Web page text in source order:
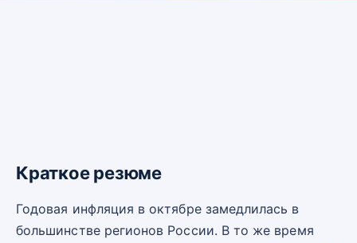
Краткое резюме
Годовая инфляция в октябре замедлилась в
большинстве регионов России. В то же время